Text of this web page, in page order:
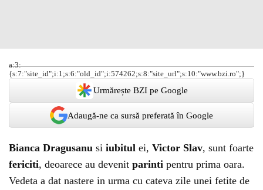
a:3:
{s:7:"site_id";i:1;s:6:"old_id";i:574262;s:8:"site_url";s:10:"www.bzi.ro";}
Urmărește BZI pe Google
Adaugă-ne ca sursă preferată în Google
Bianca Dragusanu si iubitul ei, Victor Slav, sunt foarte
fericiti, deoarece au devenit parinti pentru prima oara.
Vedeta a dat nastere in urma cu cateva zile unei fetite de